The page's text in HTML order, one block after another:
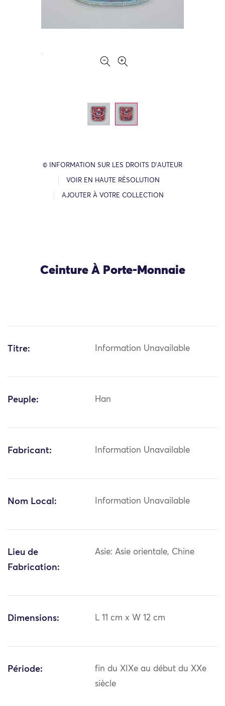
© INFORMATION SUR LES DROITS D’AUTEUR
VOIR EN HAUTE RÉSOLUTION
AJOUTER À VOTRE COLLECTION
Ceinture À Porte-Monnaie
Titre: Information Unavailable
Peuple: Han
Fabricant: Information Unavailable
Nom Local: Information Unavailable
Lieu de
Fabrication:
Asie: Asie orientale, Chine
Dimensions: L 11 cm x W 12 cm
Période:
fin du XIXe au début du XXe
siècle